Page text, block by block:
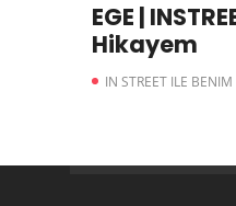
EGE |
Hikayem
IN STREET ILE